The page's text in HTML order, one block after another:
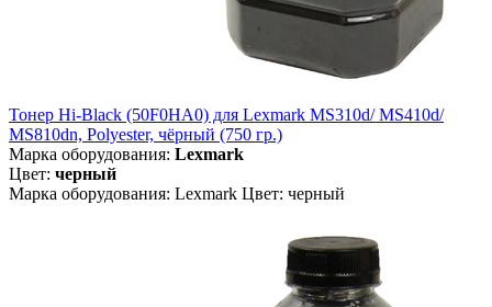
Тонер Hi-Black (50F0HA0) для Lexmark MS310d/ MS410d/
MS810dn, Polyester, чёрный (750 гр.)
Марка оборудования: Lexmark
Цвет: черный
Марка оборудования: Lexmark Цвет: черный